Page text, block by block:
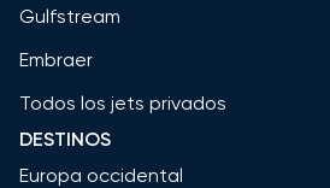
Gulfstream
Embraer
Todos los jets privados
DESTINOS
Europa occidental